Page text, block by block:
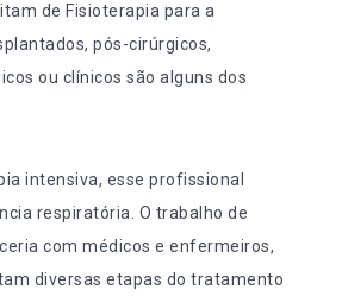
de Fisioterapia para a
pós-cirúrgicos,
ou clínicos são alguns dos
intensiva, esse profissional
respiratória. O trabalho de
com médicos e enfermeiros,
diversas etapas do tratamento